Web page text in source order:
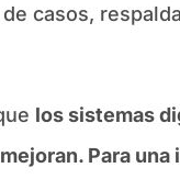
casos,
los sistemas
Para